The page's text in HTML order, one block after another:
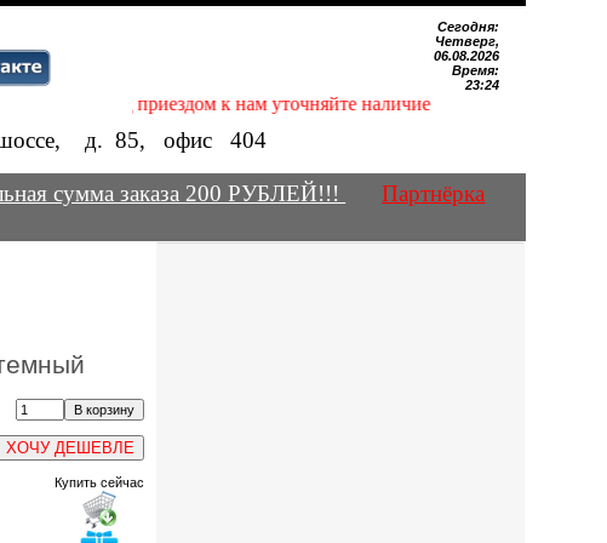
Перед приездом к нам уточняйте наличие нужных Вам
Сегодня:
Четверг,
06.08.2026
Время:
23:24
шоссе, д.85, офис404
сумма заказа 200 РУБЛЕЙ!!!
Партнёрка
ХОЧУ ДЕШЕВЛЕ
Купить сейчас